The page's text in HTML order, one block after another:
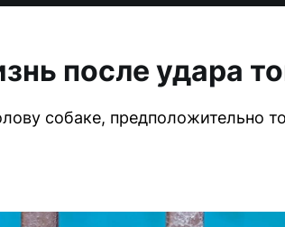
после удара
собаке, предположительно